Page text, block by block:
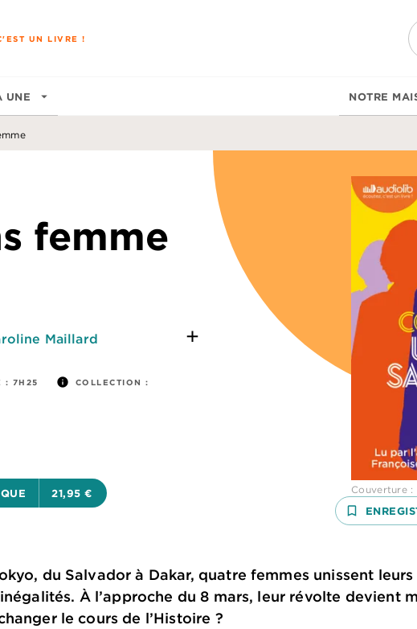
UN LIVRE !
UNE arrow_drop_down NOTRE
femme
Maillard
: 7H25 info
COLLECTION :
21,95 € Couverture :
bookmark_border
du Salvador à Dakar, quatre femmes unissent
À l’approche du 8 mars, leur révolte devient
le cours de l’Histoire ?